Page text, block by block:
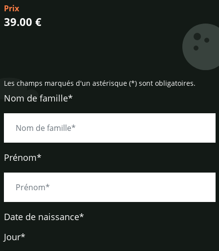
Prix
39.00 €
Les champs marqués d'un astérisque (*) sont obligatoires.
Nom de famille*
Prénom*
Date de naissance*
Jour*